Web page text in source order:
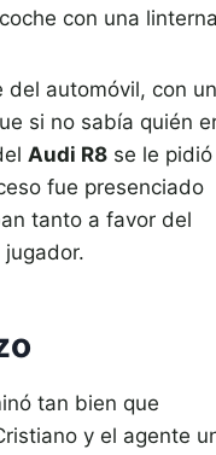
con una
automóvil, con un
si no sabía quién
Audi R8 se le pidió
fue presenciado
tanto a favor del
tan bien que
y el agente